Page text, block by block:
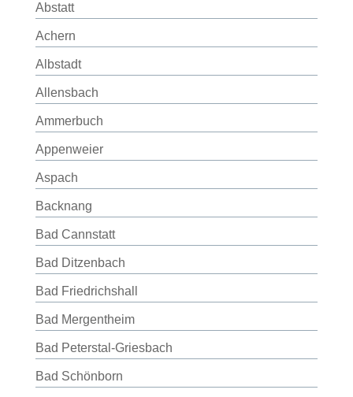
Abstatt
Achern
Albstadt
Allensbach
Ammerbuch
Appenweier
Aspach
Backnang
Bad Cannstatt
Bad Ditzenbach
Bad Friedrichshall
Bad Mergentheim
Bad Peterstal-Griesbach
Bad Schönborn